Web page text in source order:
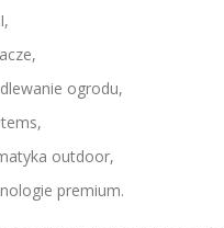
ogrodu,
outdoor,
premium.